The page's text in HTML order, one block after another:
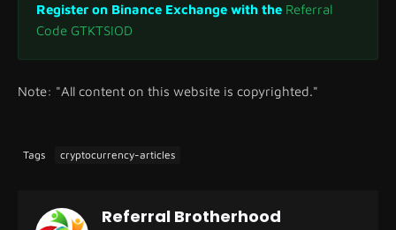
Register on Binance Exchange with the Referral
Code GTKTSIOD
Note: "All content on this website is copyrighted."
Tags cryptocurrency-articles
Referral Brotherhood